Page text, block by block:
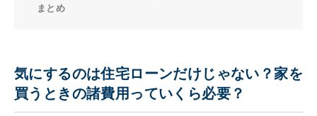
まとめ
気にするのは住宅ローンだけじゃない？家を
買うときの諸費用っていくら必要？